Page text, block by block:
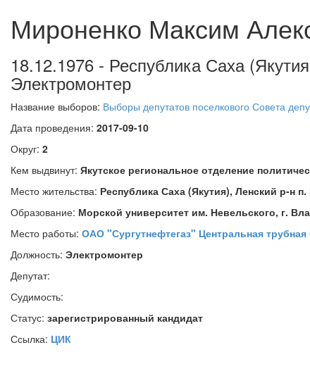
Мироненко Максим
18.12.1976 - Республика Саха
Электромонтер
Название выборов: Выборы депутатов поселкового Совета
Дата проведения: 2017-09-10
Округ: 2
Кем выдвинут: Якутское региональное отделение
Место жительства: Республика Саха (Якутия), Ленский р-н
Образование: Морской университет им. Невельского, г.
Место работы: ОАО "Сургутнефтегаз" Центральная трубная
Должность: Электромонтер
Депутат:
Судимость:
Статус: зарегистрированный кандидат
Ссылка: ЦИК